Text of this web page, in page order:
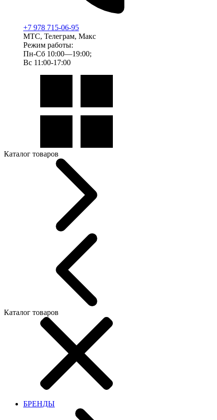
+7 978 715-06-95
МТС, Телеграм, Макс
Режим работы:
Пн-Сб 10:00—19:00;
Вс 11:00-17:00
Каталог товаров
Каталог товаров
БРЕНДЫ